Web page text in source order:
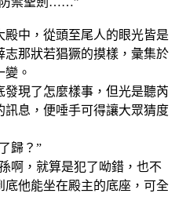
殿中，從頭至尾人的眼光皆是
那狀若猖獗的摸樣，彙集於
。
現了怎麼樣事，但光是聽芮
息，便唾手可得讓大眾猜度
歸？”
啊，就算是犯了呦錯，也不
底他能坐在殿主的底座，可全